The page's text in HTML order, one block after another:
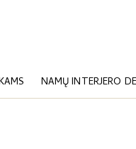
NAMŲ INTERJERO